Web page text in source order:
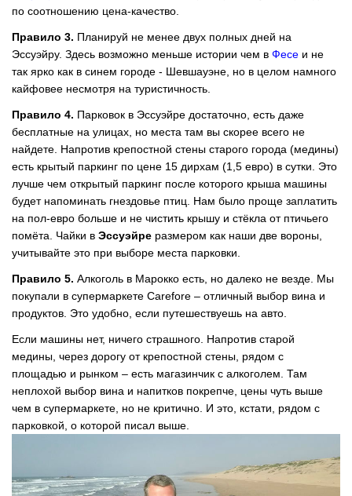
по соотношению цена-качество.
Правило 3. Планируй не менее двух полных дней на
Эссуэйру. Здесь возможно меньше истории чем в Фесе и не
так ярко как в синем городе - Шевшауэне, но в целом намного
кайфовее несмотря на туристичность.
Правило 4. Парковок в Эссуэйре достаточно, есть даже
бесплатные на улицах, но места там вы скорее всего не
найдете. Напротив крепостной стены старого города (медины)
есть крытый паркинг по цене 15 дирхам (1,5 евро) в сутки. Это
лучше чем открытый паркинг после которого крыша машины
будет напоминать гнездовье птиц. Нам было проще заплатить
на пол-евро больше и не чистить крышу и стёкла от птичьего
помёта. Чайки в Эссуэйре размером как наши две вороны,
учитывайте это при выборе места парковки.
Правило 5. Алкоголь в Марокко есть, но далеко не везде. Мы
покупали в супермаркете Carefore – отличный выбор вина и
продуктов. Это удобно, если путешествуешь на авто.
Если машины нет, ничего страшного. Напротив старой
медины, через дорогу от крепостной стены, рядом с
площадью и рынком – есть магазинчик с алкоголем. Там
неплохой выбор вина и напитков покрепче, цены чуть выше
чем в супермаркете, но не критично. И это, кстати, рядом с
парковкой, о которой писал выше.